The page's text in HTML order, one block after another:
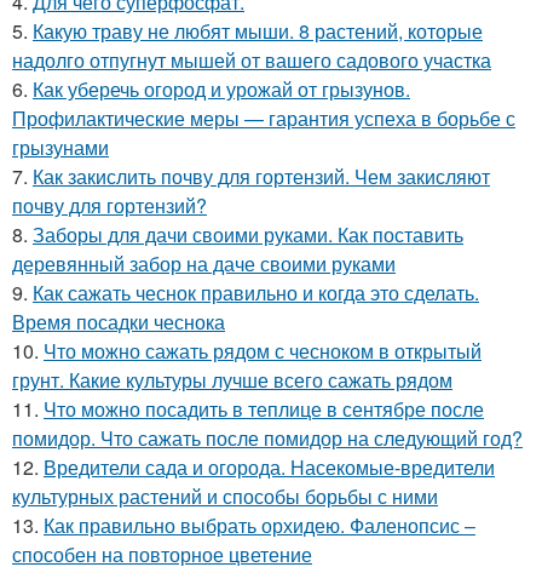
5. Какую траву не любят мыши. 8 растений, которые
надолго отпугнут мышей от вашего садового участка
6. Как уберечь огород и урожай от грызунов.
Профилактические меры — гарантия успеха в борьбе с
грызунами
7. Как закислить почву для гортензий. Чем закисляют
почву для гортензий?
8. Заборы для дачи своими руками. Как поставить
деревянный забор на даче своими руками
9. Как сажать чеснок правильно и когда это сделать.
Время посадки чеснока
10. Что можно сажать рядом с чесноком в открытый
грунт. Какие культуры лучше всего сажать рядом
11. Что можно посадить в теплице в сентябре после
помидор. Что сажать после помидор на следующий год?
12. Вредители сада и огорода. Насекомые-вредители
культурных растений и способы борьбы с ними
13. Как правильно выбрать орхидею. Фаленопсис –
способен на повторное цветение